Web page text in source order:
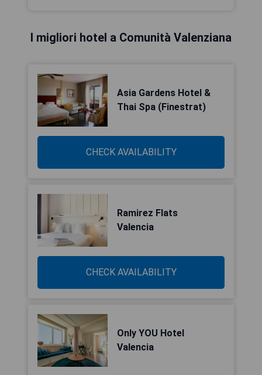
I migliori hotel a Comunità Valenziana
Asia Gardens Hotel &
Thai Spa (Finestrat)
CHECK AVAILABILITY
Ramirez Flats
Valencia
CHECK AVAILABILITY
Only YOU Hotel
Valencia